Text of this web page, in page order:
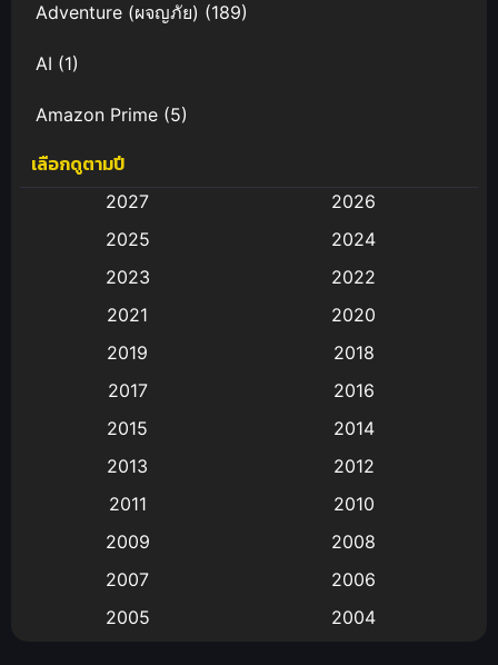
Adventure (ผจญภัย) (189)
AI (1)
Amazon Prime (5)
Anal (ประตูหลัง)
Animation การ์ตูน
Animation อนิเมะ
Animation แอนิเมชัน
(9)
Big tits (นมใหญ่)
Bitch (ผู้หญิงร่าน)
เลือกดูตามปี
2027
2026
2025
2024
2023
2022
2021
2020
2019
2018
2017
2016
2015
2014
2013
2012
2011
2010
2009
2008
2007
2006
2005
2004